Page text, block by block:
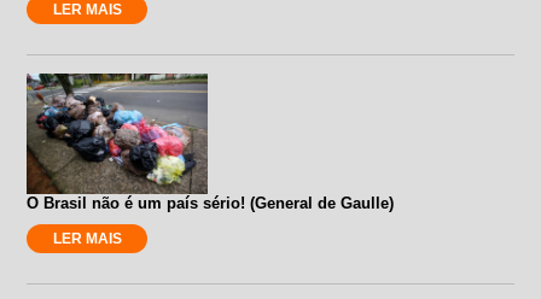
LER MAIS
O Brasil não é um país sério! (General de Gaulle)
LER MAIS